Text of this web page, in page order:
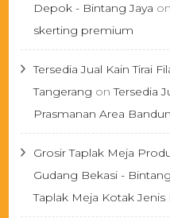
Depok - Bintang Jaya
skerting premium
Tersedia Jual Kain Tirai
Tangerang onTersedia
Prasmanan Area
Grosir Taplak Meja
Gudang Bekasi -
Taplak Meja Kotak Jenis